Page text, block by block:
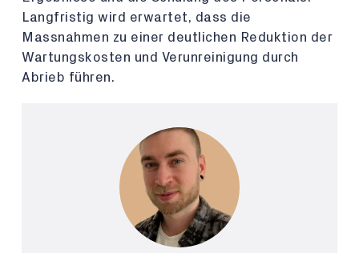
Langfristig wird erwartet, dass die
Massnahmen zu einer deutlichen Reduktion der
Wartungskosten und Verunreinigung durch
Abrieb führen.